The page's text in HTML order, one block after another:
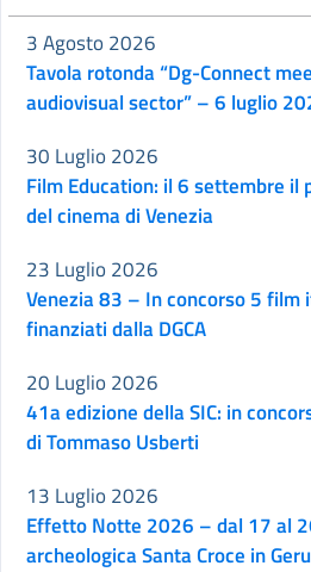
Tavola rotonda “Dg-Connect
audiovisual sector” – 6 luglio
3 Agosto 2026
Film Education: il 6 settembre il
del cinema di Venezia
30 Luglio 2026
Venezia 83 – In concorso 5
finanziati dalla DGCA
23 Luglio 2026
41a edizione della SIC: in
di Tommaso Usberti
20 Luglio 2026
Effetto Notte 2026 – dal 17 al
archeologica Santa Croce in
13 Luglio 2026